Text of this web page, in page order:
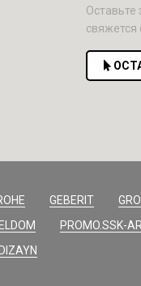
свяжется
GEBERIT
ELDOM PROMO.SSK-